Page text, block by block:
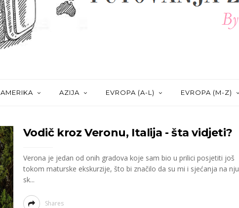
AMERIKA AZIJA EVROPA (A-L) EVROPA (M-Z)
Vodič kroz Veronu, Italija - šta vidjeti?
Verona je jedan od onih gradova koje sam bio u prilici posjetiti još
tokom maturske ekskurzije, što bi značilo da su mi i sjećanja na nju
sk...
Shares